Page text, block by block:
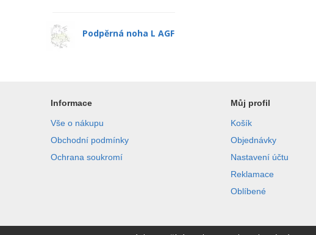
Podpěrná noha L AGF
Informace
Vše o nákupu
Obchodní podmínky
Ochrana soukromí
Můj profil
Košík
Objednávky
Nastavení účtu
Reklamace
Oblíbené